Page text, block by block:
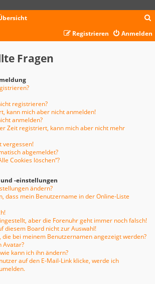
c
Anmelden
Registrieren
Fragen
registrieren?
kann mich aber nicht anmelden!
anmelden?
Zeit registriert, kann mich aber nicht mehr
vergessen!
abgemeldet?
Cookies löschen“?
-einstellungen
ändern?
dass mein Benutzername in der Online-Liste
aber die Forenuhr geht immer noch falsch!
diesem Board nicht zur Auswahl!
die bei meinem Benutzernamen angezeigt werden?
Avatar?
kann ich ihn ändern?
auf den E-Mail-Link klicke, werde ich